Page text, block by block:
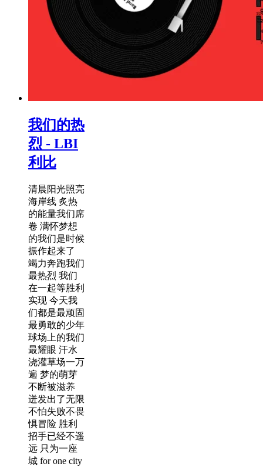
我们的热
烈 - LBI
利比
清晨阳光照亮
海岸线 炙热
的能量我们席
卷 满怀梦想
的我们是时候
振作起来了
竭力奔跑我们
最热烈 我们
在一起等胜利
实现 今天我
们都是最顽固
最勇敢的少年
球场上的我们
最耀眼 汗水
浇灌草场一万
遍 梦的萌芽
不断被滋养
迸发出了无限
不怕失败不畏
惧冒险 胜利
招手已经不遥
远 只为一座
城 for one city